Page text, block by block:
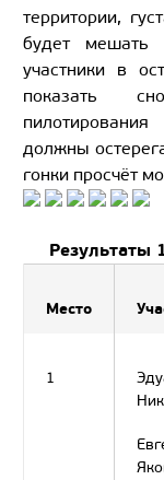
территории,
будет мешать
участники в
показать
должны
гонки просчёт
Результаты
Место
1